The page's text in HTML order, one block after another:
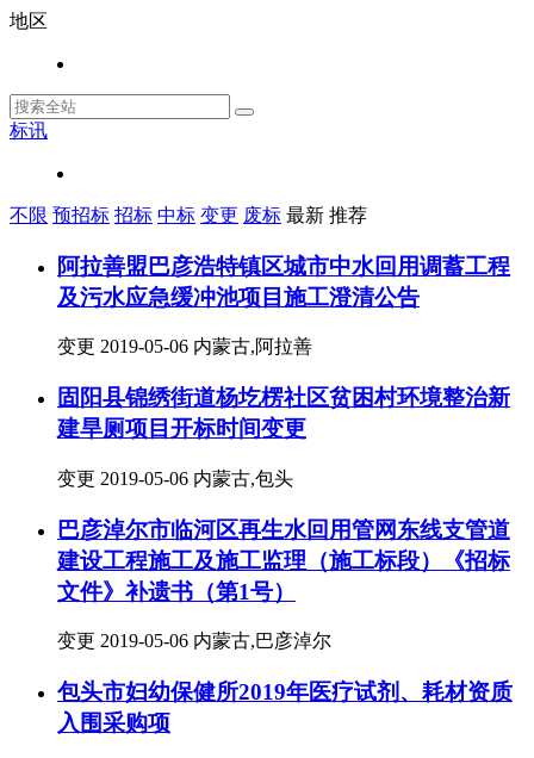
地区
标讯
不限 预招标 招标 中标 变更 废标 最新 推荐
阿拉善盟巴彦浩特镇区城市中水回用调蓄工程
及污水应急缓冲池项目施工澄清公告
变更 2019-05-06 内蒙古,阿拉善
固阳县锦绣街道杨圪楞社区贫困村环境整治新
建旱厕项目开标时间变更
变更 2019-05-06 内蒙古,包头
巴彦淖尔市临河区再生水回用管网东线支管道
建设工程施工及施工监理（施工标段）《招标
文件》补遗书（第1号）
变更 2019-05-06 内蒙古,巴彦淖尔
包头市妇幼保健所2019年医疗试剂、耗材资质
入围采购项